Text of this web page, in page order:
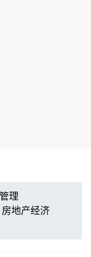
理
房地产经济